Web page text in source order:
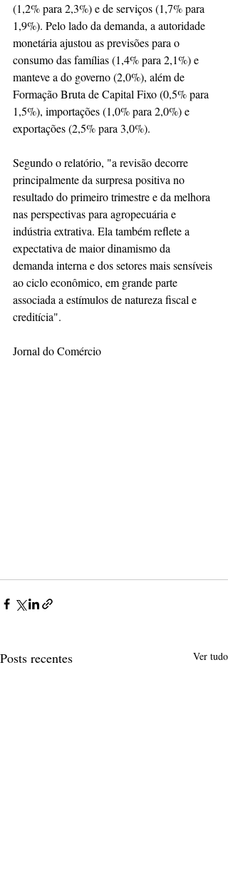
(1,2% para 2,3%) e de serviços (1,7% para
1,9%). Pelo lado da demanda, a autoridade
monetária ajustou as previsões para o
consumo das famílias (1,4% para 2,1%) e
manteve a do governo (2,0%), além de
Formação Bruta de Capital Fixo (0,5% para
1,5%), importações (1,0% para 2,0%) e
exportações (2,5% para 3,0%).
Segundo o relatório, "a revisão decorre
principalmente da surpresa positiva no
resultado do primeiro trimestre e da melhora
nas perspectivas para agropecuária e
indústria extrativa. Ela também reflete a
expectativa de maior dinamismo da
demanda interna e dos setores mais sensíveis
ao ciclo econômico, em grande parte
associada a estímulos de natureza fiscal e
creditícia".
Jornal do Comércio
Posts recentes Ver tudo